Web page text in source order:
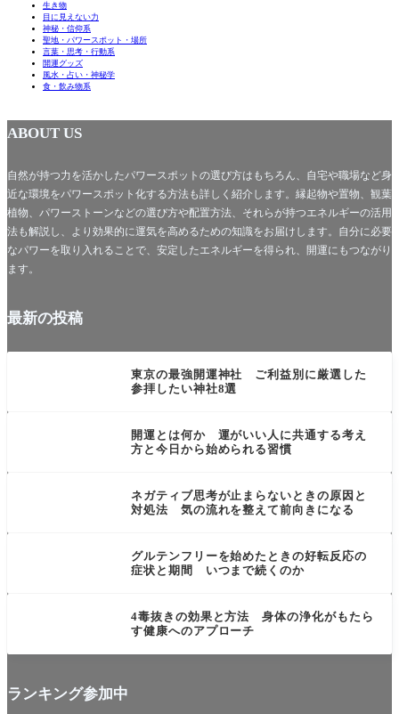
生き物
目に見えない力
神秘・信仰系
聖地・パワースポット・場所
言葉・思考・行動系
開運グッズ
風水・占い・神秘学
食・飲み物系
ABOUT US
自然が持つ力を活かしたパワースポットの選び方はもちろん、自宅や職場など身
近な環境をパワースポット化する方法も詳しく紹介します。縁起物や置物、観葉
植物、パワーストーンなどの選び方や配置方法、それらが持つエネルギーの活用
法も解説し、より効果的に運気を高めるための知識をお届けします。自分に必要
なパワーを取り入れることで、安定したエネルギーを得られ、開運にもつながり
ます。
最新の投稿
未分類
東京の最強開運神社 ご利益別に厳選した
参拝したい神社8選
開運とは何か 運がいい人に共通する考え
方と今日から始められる習慣
ネガティブ思考が止まらないときの原因と
対処法 気の流れを整えて前向きになる
グルテンフリーを始めたときの好転反応の
症状と期間 いつまで続くのか
4毒抜きの効果と方法 身体の浄化がもたら
す健康へのアプローチ
ランキング参加中